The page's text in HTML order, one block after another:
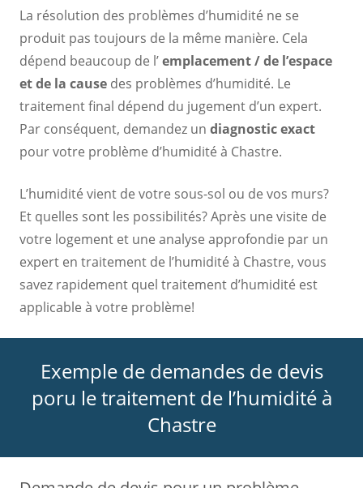
La résolution des problèmes d’humidité ne se
produit pas toujours de la même manière. Cela
dépend beaucoup de l’emplacement / de l’espace
et de la cause des problèmes d’humidité. Le
traitement final dépend du jugement d’un expert.
Par conséquent, demandez un diagnostic exact
pour votre problème d’humidité à Chastre.
L’humidité vient de votre sous-sol ou de vos murs?
Et quelles sont les possibilités? Après une visite de
votre logement et une analyse approfondie par un
expert en traitement de l’humidité à Chastre, vous
savez rapidement quel traitement d’humidité est
applicable à votre problème!
Exemple de demandes de devis
poru le traitement de l’humidité à
Chastre